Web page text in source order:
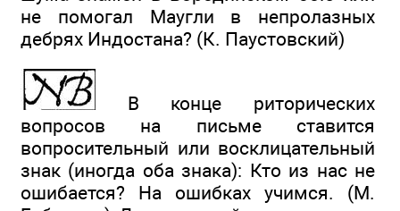
не помогал Маугли в непролазных
дебрях Индостана? (К. Паустовский)
В конце риторических
вопросов на письме ставится
вопросительный или восклицательный
знак (иногда оба знака): Кто из нас не
ошибается? На ошибках учимся. (М.